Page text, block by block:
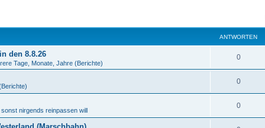
ANTWORTEN
den 8.8.26
Tage, Monate, Jahre (Berichte)
0A
n
w
o
0A
n
nirgends reinpassen will
0A
n